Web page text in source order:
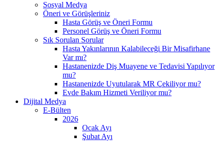
Sosyal Medya
Öneri ve Görüşleriniz
Hasta Görüş ve Öneri Formu
Personel Görüş ve Öneri Formu
Sık Sorulan Sorular
Hasta Yakınlarının Kalabileceği Bir Misafirhane
Var mı?
Hastanenizde Diş Muayene ve Tedavisi Yapılıyor
mu?
Hastanenizde Uyutularak MR Çekiliyor mu?
Evde Bakım Hizmeti Veriliyor mu?
Dijital Medya
E-Bülten
2026
Ocak Ayı
Şubat Ayı